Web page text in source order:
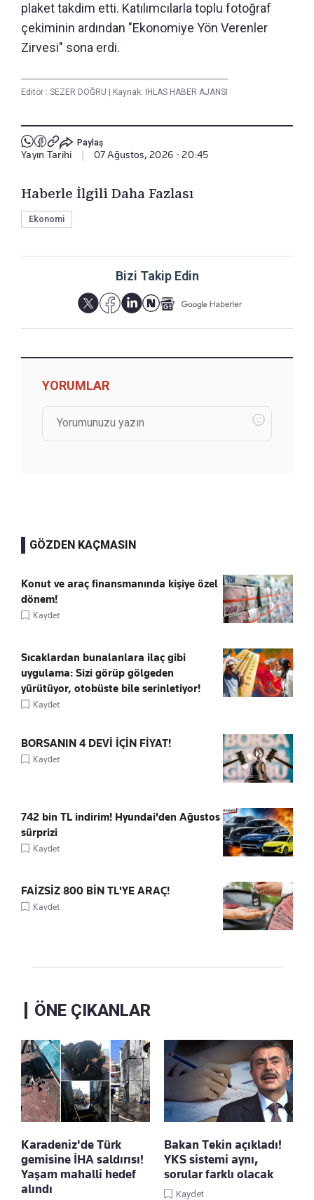
plaket takdim etti. Katılımcılarla toplu fotoğraf
çekiminin ardından "Ekonomiye Yön Verenler
Zirvesi" sona erdi.
Editör : SEZER DOĞRU Kaynak: İHLAS HABER AJANSI
Paylaş
Yayın Tarihi 07 Ağustos, 2026 - 20:45
Haberle İlgili Daha Fazlası
Ekonomi
Bizi Takip Edin
YORUMLAR
GÖZDEN KAÇMASIN
Konut ve araç finansmanında kişiye özel
dönem!
Kaydet
Sıcaklardan bunalanlara ilaç gibi
uygulama: Sizi görüp gölgeden
yürütüyor, otobüste bile serinletiyor!
Kaydet
BORSANIN 4 DEVİ İÇİN FİYAT!
Kaydet
742 bin TL indirim! Hyundai'den Ağustos
sürprizi
Kaydet
FAİZSİZ 800 BİN TL'YE ARAÇ!
Kaydet
ÖNE ÇIKANLAR
Karadeniz'de Türk
gemisine İHA saldırısı!
Yaşam mahalli hedef
alındı
Bakan Tekin açıkladı!
YKS sistemi aynı,
sorular farklı olacak
Kaydet